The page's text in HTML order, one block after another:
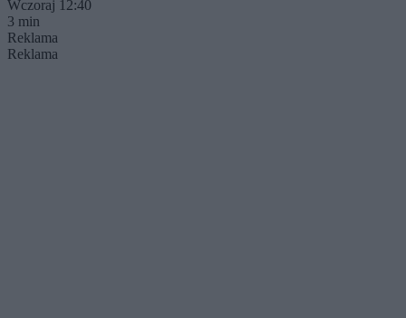
Wczoraj 12:40
3 min
Reklama
Reklama